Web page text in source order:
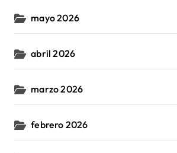
mayo 2026
abril 2026
marzo 2026
febrero 2026